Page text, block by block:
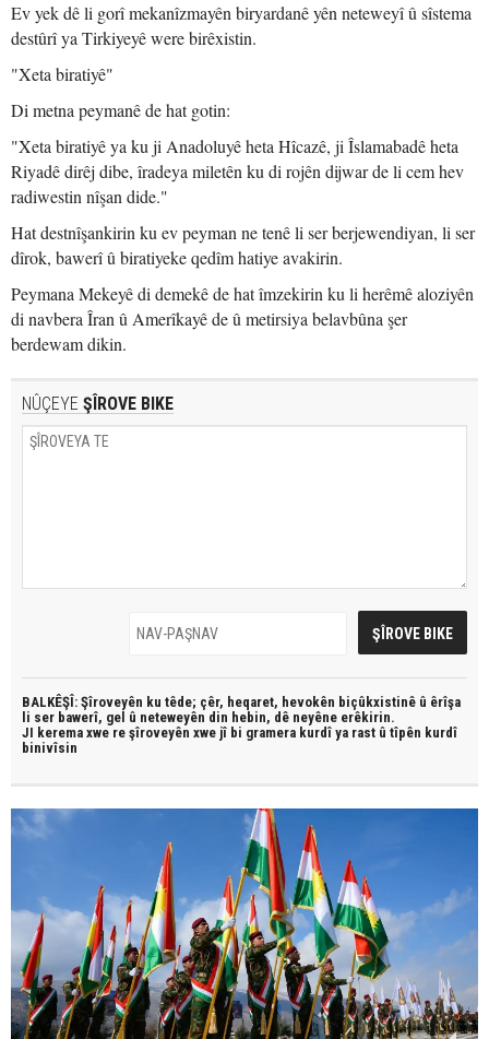
Ev yek dê li gorî mekanîzmayên biryardanê yên neteweyî û sîstema
destûrî ya Tirkiyeyê were birêxistin.
"Xeta biratiyê"
Di metna peymanê de hat gotin:
"Xeta biratiyê ya ku ji Anadoluyê heta Hîcazê, ji Îslamabadê heta
Riyadê dirêj dibe, îradeya miletên ku di rojên dijwar de li cem hev
radiwestin nîşan dide."
Hat destnîşankirin ku ev peyman ne tenê li ser berjewendiyan, li ser
dîrok, bawerî û biratiyeke qedîm hatiye avakirin.
Peymana Mekeyê di demekê de hat îmzekirin ku li herêmê aloziyên
di navbera Îran û Amerîkayê de û metirsiya belavbûna şer
berdewam dikin.
NÛÇEYE ŞÎROVE BIKE
BALKÊŞÎ: Şîroveyên ku têde; çêr, heqaret, hevokên biçûkxistinê û êrîşa
li ser bawerî, gel û neteweyên din hebin, dê neyêne erêkirin.
JI kerema xwe re şîroveyên xwe jî bi gramera kurdî ya rast û tîpên kurdî
binivîsin